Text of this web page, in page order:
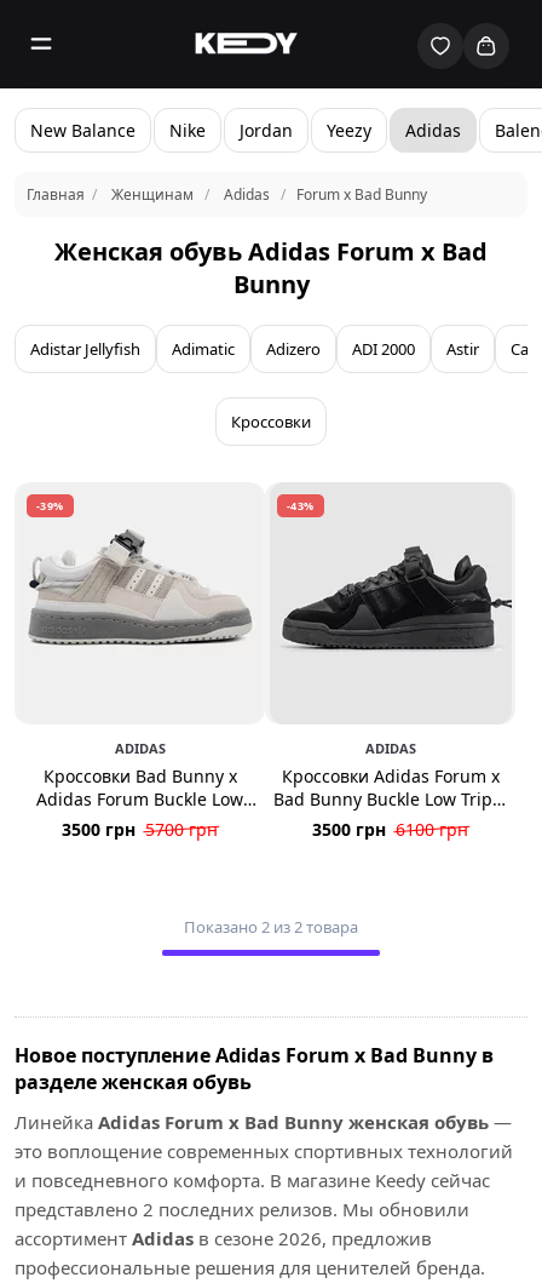
New Balance Nike Jordan Yeezy Adidas
Главная Женщинам Adidas Forum x Bad Bunny
Женская обувь Adidas Forum x Bad
Bunny
Adistar Jellyfish Adimatic Adizero ADI 2000 Astir
Кроссовки
-39%
ADIDAS
Кроссовки Bad Bunny x
Adidas Forum Buckle Low
Clay Gray
3500 грн 5700 грн
-43%
ADIDAS
Кроссовки Adidas Forum x
Bad Bunny Buckle Low Triple
Black
3500 грн 6100 грн
Показано 2 из 2 товара
Новое поступление Adidas Forum x Bad Bunny в
разделе женская обувь
Линейка Adidas Forum x Bad Bunny женская обувь —
это воплощение современных спортивных технологий
и повседневного комфорта. В магазине Keedy сейчас
представлено 2 последних релизов. Мы обновили
ассортимент Adidas в сезоне 2026, предложив
профессиональные решения для ценителей бренда.